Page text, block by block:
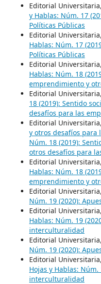
Editorial Universitaria,
y Hablas: Núm. 17
Políticas Públicas
Editorial Universitaria,
Hablas: Núm. 17
Políticas Públicas
Editorial Universitaria,
Hablas: Núm. 18
emprendimiento y
Editorial Universitaria,
18 (2019): Sentido
desafíos para las
Editorial Universitaria,
y otros desafíos para
Núm. 18 (2019):
otros desafíos para
Editorial Universitaria,
Hablas: Núm. 18
emprendimiento y
Editorial Universitaria,
Núm. 19 (2020):
Editorial Universitaria,
Hablas: Núm. 19
interculturalidad
Editorial Universitaria,
Núm. 19 (2020):
Editorial Universitaria,
Hojas y Hablas:
interculturalidad